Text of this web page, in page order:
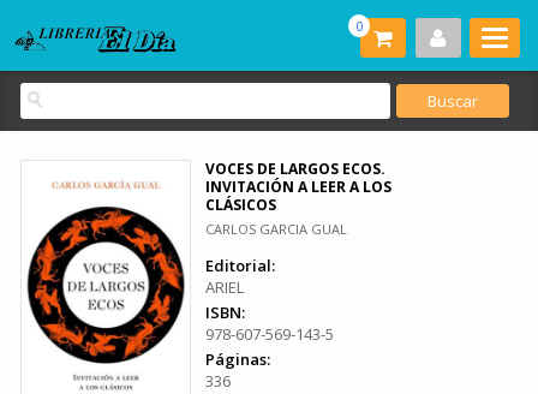
0
VOCES DE LARGOS ECOS.
INVITACIÓN A LEER A LOS
CLÁSICOS
CARLOS GARCIA GUAL
Editorial:
ARIEL
ISBN:
978-607-569-143-5
Páginas:
336